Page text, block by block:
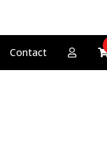
Contact